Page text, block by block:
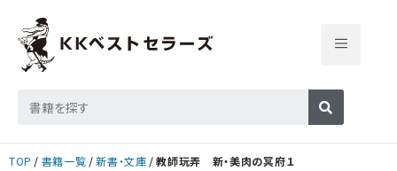
TOP 書籍一覧 新書・文庫 教師玩弄 新・美肉の冥府１